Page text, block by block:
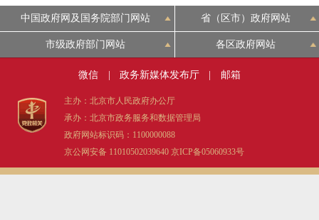
中国政府网及国务院部门网站 省（区市）政府网站
市级政府部门网站 各区政府网站
微信 政务新媒体发布厅 邮箱
主办：北京市人民政府办公厅
承办：北京市政务服务和数据管理局
政府网站标识码：1100000088
京公网安备 11010502039640 京ICP备05060933号